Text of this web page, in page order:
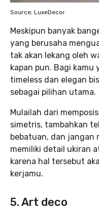
Source; LuxeDecor
Meskipun banyak
yang berusaha
tak akan lekang oleh
kapan pun. Bagi
timeless dan elegan
sebagai pilihan utama.
Mulailah dari
simetris, tambahkan
bebatuan, dan jangan
memiliki detail ukiran
karena hal tersebut
kerjamu.
5. Art deco